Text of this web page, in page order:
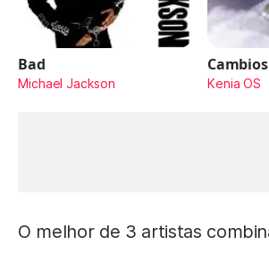
Bad
Michael Jackson Kenia OS
O melhor de 3 artistas